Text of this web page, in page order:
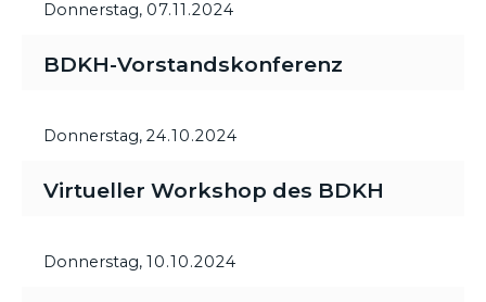
Donnerstag, 07.11.2024
BDKH-Vorstandskonferenz
Donnerstag, 24.10.2024
Virtueller Workshop des BDKH
Donnerstag, 10.10.2024